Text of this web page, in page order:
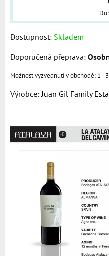
Dostupnost: Skladem
1 -
Výrobce: Juan Gil Family